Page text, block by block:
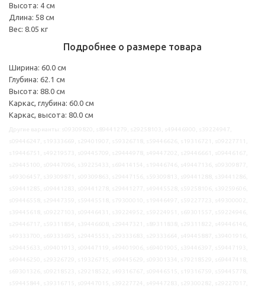
Высота: 4 см
Длина: 58 см
Вес: 8.05 кг
Подробнее о размере товара
Ширина: 60.0 см
Глубина: 62.1 см
Высота: 88.0 см
Каркас, глубина: 60.0 см
Каркас, высота: 80.0 см